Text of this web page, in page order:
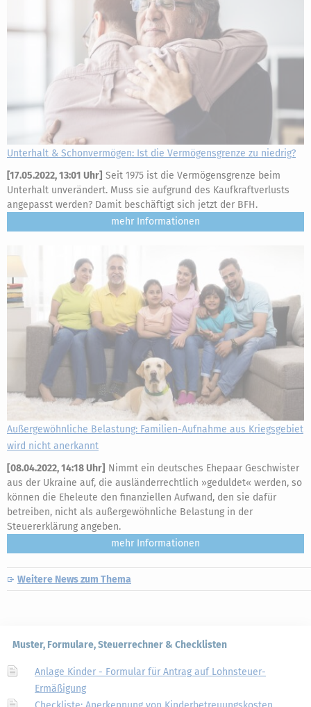
Unterhalt & Schonvermögen: Ist die Vermögensgrenze zu niedrig?
[17.05.2022, 13:01 Uhr] Seit 1975 ist die Vermögensgrenze beim
Unterhalt unverändert. Muss sie aufgrund des Kaufkraftverlusts
angepasst werden? Damit beschäftigt sich jetzt der BFH.
mehr
Außergewöhnliche Belastung: Familien-Aufnahme aus Kriegsgebiet
wird nicht anerkannt
[08.04.2022, 14:18 Uhr] Nimmt ein deutsches Ehepaar Geschwister
aus der Ukraine auf, die ausländerrechtlich »geduldet« werden, so
können die Eheleute den finanziellen Aufwand, den sie dafür
betreiben, nicht als außergewöhnliche Belastung in der
Steuererklärung angeben.
mehr
Weitere News zum Thema
Muster, Formulare, Steuerrechner & Checklisten
Anlage Kinder - Formular für Antrag auf Lohnsteuer-
Ermäßigung